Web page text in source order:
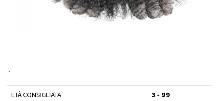
…
ETÀ CONSIGLIATA 3 - 99